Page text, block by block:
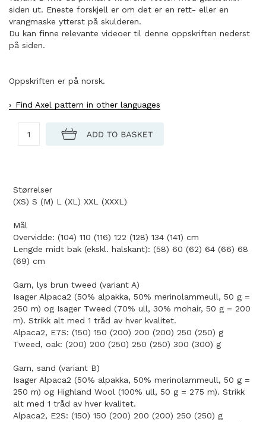
siden ut. Eneste forskjell er om det er en rett- eller en
vrangmaske ytterst på skulderen.
Du kan finne relevante videoer til denne oppskriften nederst
på siden.
Oppskriften er på norsk.
Find Axel pattern in other languages
Størrelser
(XS) S (M) L (XL) XXL (XXXL)
Mål
Overvidde: (104) 110 (116) 122 (128) 134 (141) cm
Lengde midt bak (ekskl. halskant): (58) 60 (62) 64 (66) 68
(69) cm
Garn, lys brun tweed (variant A)
Isager Alpaca2 (50% alpakka, 50% merinolammeull, 50 g =
250 m) og Isager Tweed (70% ull, 30% mohair, 50 g = 200
m). Strikk alt med 1 tråd av hver kvalitet.
Alpaca2, E7S: (150) 150 (200) 200 (200) 250 (250) g
Tweed, oak: (200) 200 (250) 250 (250) 300 (300) g
Garn, sand (variant B)
Isager Alpaca2 (50% alpakka, 50% merinolammeull, 50 g =
250 m) og Highland Wool (100% ull, 50 g = 275 m). Strikk
alt med 1 tråd av hver kvalitet.
Alpaca2, E2S: (150) 150 (200) 200 (200) 250 (250) g